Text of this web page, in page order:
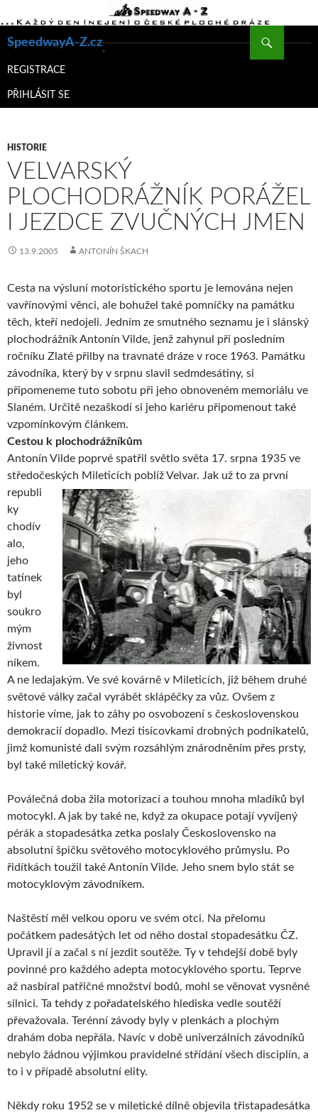
SpeedwayA-Z.cz
K
WEBU
REGISTRACE
PŘIHLÁSIT SE
HISTORIE
VELVARSKÝ
PLOCHODRÁŽNÍK PORÁŽEL
I JEZDCE ZVUČNÝCH JMEN
13.9.2005 ANTONÍN ŠKACH
Cesta na výsluní motoristického sportu je lemována nejen
vavřínovými věnci, ale bohužel také pomníčky na památku
těch, kteří nedojeli. Jedním ze smutného seznamu je i slánský
plochodrážník Antonín Vilde, jenž zahynul při posledním
ročníku Zlaté přilby na travnaté dráze v roce 1963. Památku
závodníka, který by v srpnu slavil sedmdesátiny, si
připomeneme tuto sobotu při jeho obnoveném memoriálu ve
Slaném. Určitě nezaškodí si jeho kariéru připomenout také
vzpomínkovým článkem.
Cestou k plochodrážníkům
Antonín Vilde poprvé spatřil světlo světa 17. srpna 1935 ve
středočeských Mileticích poblíž Velvar. Jak už to za první
republi
ky
chodív
alo,
jeho
tatínek
byl
soukro
mým
živnost
níkem.
A ne ledajakým. Ve své kovárně v Mileticích, již během druhé
světové války začal vyrábět sklápěčky za vůz. Ovšem z
historie víme, jak to záhy po osvobození s československou
demokracií dopadlo. Mezi tisícovkami drobných podnikatelů,
jimž komunisté dali svým rozsáhlým znárodněním přes prsty,
byl také miletický kovář.
Poválečná doba žila motorizací a touhou mnoha mladíků byl
motocykl. A jak by také ne, když za okupace potají vyvíjený
pérák a stopadesátka zetka poslaly Československo na
absolutní špičku světového motocyklového průmyslu. Po
řidítkách toužil také Antonín Vilde. Jeho snem bylo stát se
motocyklovým závodníkem.
Naštěstí měl velkou oporu ve svém otci. Na přelomu
počátkem padesátých let od něho dostal stopadesátku ČZ.
Upravil jí a začal s ní jezdit soutěže. Ty v tehdejší době byly
povinné pro každého adepta motocyklového sportu. Teprve
až nasbíral patřičné množství bodů, mohl se věnovat vysněné
silnici. Ta tehdy z pořadatelského hlediska vedle soutěží
převažovala. Terénní závody byly v plenkách a plochým
drahám doba nepřála. Navíc v době univerzálních závodníků
nebylo žádnou výjimkou pravidelné střídání všech disciplín, a
to i v případě absolutní elity.
Někdy roku 1952 se v miletické dílně objevila třistapadesátka